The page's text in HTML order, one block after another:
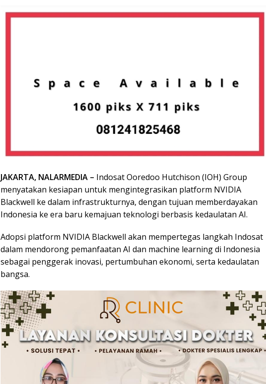
JAKARTA, NALARMEDIA – Indosat Ooredoo Hutchison (IOH) Group
menyatakan kesiapan untuk mengintegrasikan platform NVIDIA
Blackwell ke dalam infrastrukturnya, dengan tujuan memberdayakan
Indonesia ke era baru kemajuan teknologi berbasis kedaulatan AI.
Adopsi platform NVIDIA Blackwell akan mempertegas langkah Indosat
dalam mendorong pemanfaatan AI dan machine learning di Indonesia
sebagai penggerak inovasi, pertumbuhan ekonomi, serta kedaulatan
bangsa.